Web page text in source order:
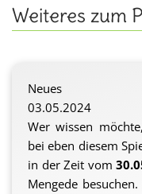
Weiteres zum
Neues
03.05.2024
Wer wissen
bei eben diesem
in der Zeit vom
Mengede